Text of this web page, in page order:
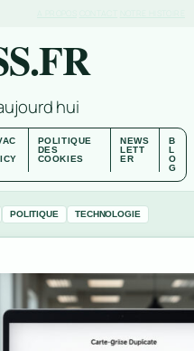
hui
POLITIQUE
DES
COOKIES
NEWS
LETT
ER
B
L
O
G
POLITIQUE TECHNOLOGIE